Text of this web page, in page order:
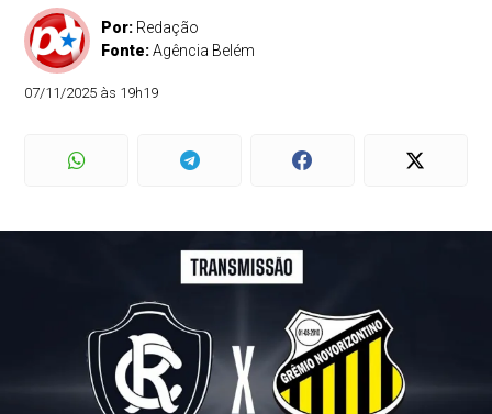
Por: Redação
Fonte:Agência Belém
07/11/2025 às 19h19